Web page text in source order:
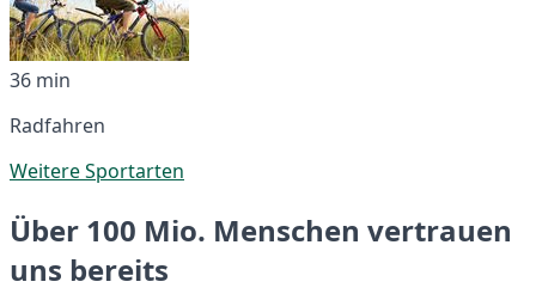
36 min
Radfahren
Weitere Sportarten
Über 100 Mio. Menschen vertrauen
uns bereits